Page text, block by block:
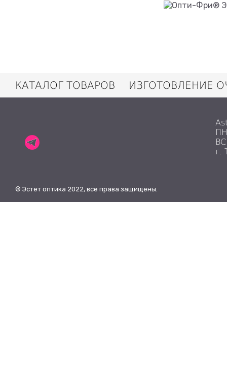
КАТАЛОГ ТОВАРОВ ИЗГОТОВЛЕНИЕ
г.
© Эстет оптика 2022, все права защищены.